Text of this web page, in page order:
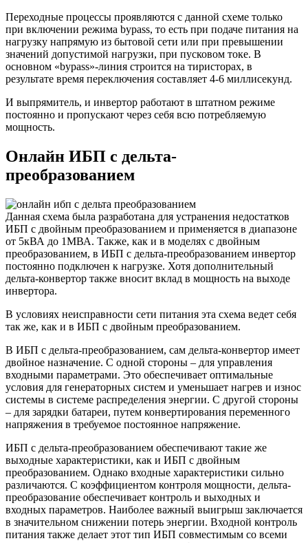
Переходные процессы проявляются с данной схеме только
при включении режима bypass, то есть при подаче питания на
нагрузку напрямую из бытовой сети или при превышении
значений допустимой нагрузки, при пусковом токе. В
основном «bypass»-линия строится на тиристорах, в
результате время переключения составляет 4-6 миллисекунд.
И выпрямитель, и инвертор работают в штатном режиме
постоянно и пропускают через себя всю потребляемую
мощность.
Онлайн ИБП с дельта-
преобразованием
Данная схема была разработана для устранения недостатков
ИБП с двойным преобразованием и применяется в диапазоне
от 5кВА до 1МВА. Также, как и в моделях с двойным
преобразованием, в ИБП с дельта-преобразованием инвертор
постоянно подключен к нагрузке. Хотя дополнительный
дельта-конвертор также вносит вклад в мощность на выходе
инвертора.
В условиях неисправности сети питания эта схема ведет себя
так же, как и в ИБП с двойным преобразованием.
В ИБП с дельта-преобразованием, сам дельта-конвертор имеет
двойное назначение. С одной стороны – для управления
входными параметрами. Это обеспечивает оптимальные
условия для генераторных систем и уменьшает нагрев и износ
системы в системе распределения энергии. С другой стороны
– для зарядки батареи, путем конвертирования переменного
напряжения в требуемое постоянное напряжение.
ИБП с дельта-преобразованием обеспечивают такие же
выходные характеристики, как и ИБП с двойным
преобразованием. Однако входные характеристики сильно
различаются. С коэффициентом контроля мощности, дельта-
преобразование обеспечивает контроль и выходных и
входных параметров. Наиболее важный выигрыш заключается
в значительном снижении потерь энергии. Входной контроль
питания также делает этот тип ИБП совместимым со всеми